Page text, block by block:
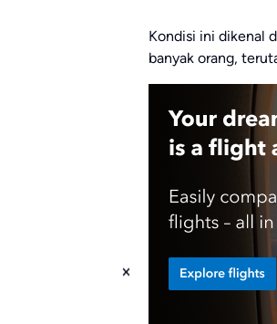
Kondisi ini dikenal
banyak orang,